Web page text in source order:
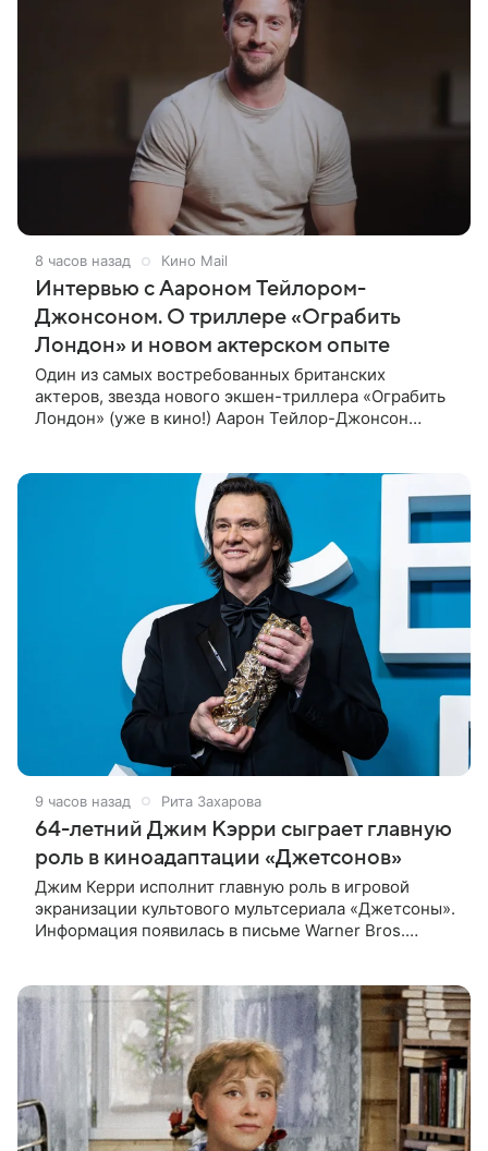
8 часов назад Кино Mail
Интервью с Аароном Тейлором-
Джонсоном. О триллере «Ограбить
Лондон» и новом актерском опыте
Один из самых востребованных британских
актеров, звезда нового экшен-триллера «Ограбить
Лондон» (уже в кино!) Аарон Тейлор-Джонсон
9 часов назад Рита Захарова
64-летний Джим Кэрри сыграет главную
роль в киноадаптации «Джетсонов»
Джим Керри исполнит главную роль в игровой
экранизации культового мультсериала «Джетсоны».
Информация появилась в письме Warner Bros.